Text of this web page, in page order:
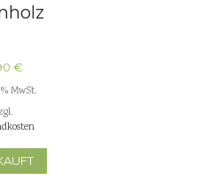
€
MwSt.